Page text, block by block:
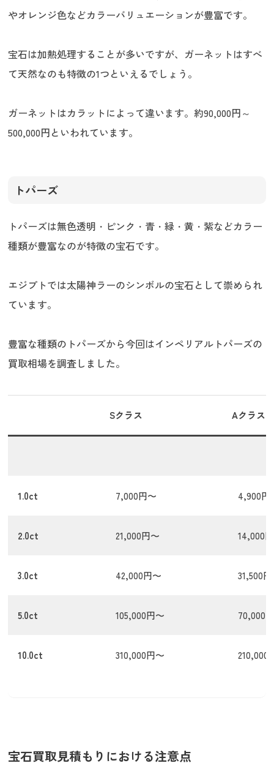
やオレンジ色などカラーバリュエーションが豊富です。
宝石は加熱処理することが多いですが、ガーネットはすべ
て天然なのも特徴の1つといえるでしょう。
ガーネットはカラットによって違います。約90,000円～
500,000円といわれています。
トパーズ
トパーズは無色透明・ピンク・青・緑・黄・紫などカラー
種類が豊富なのが特徴の宝石です。
エジプトでは太陽神ラーのシンボルの宝石として崇められ
ています。
豊富な種類のトパーズから今回はインペリアルトパーズの
買取相場を調査しました。
Sクラス Aクラス
1.0ct 7,000円〜 4,900円
2.0ct 21,000円〜 14,000
3.0ct 42,000円〜 31,500
5.0ct 105,000円〜 70,000
10.0ct 310,000円〜 210,000
宝石買取見積もりにおける注意点